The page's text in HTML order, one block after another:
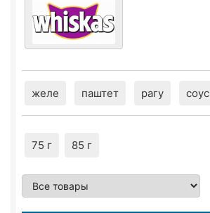
желе паштет рагу соус
75 г 85 г